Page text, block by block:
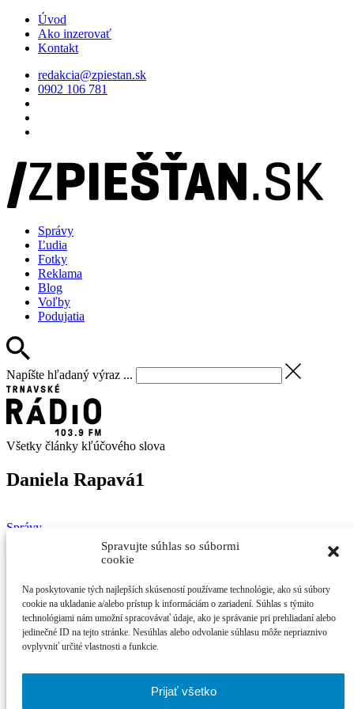
Spravujte súhlas so súbormi
cookie
Na poskytovanie tých najlepších skúseností používame technológie, ako sú súbory
cookie na ukladanie a/alebo prístup k informáciám o zariadení. Súhlas s týmito
technológiami nám umožní spracovávať údaje, ako je správanie pri prehliadaní alebo
jedinečné ID na tejto stránke. Nesúhlas alebo odvolanie súhlasu môže nepriaznivo
ovplyvniť určité vlastnosti a funkcie.
Prijať všetko
Úvod
Ako inzerovať
Kontakt
redakcia@zpiestan.sk
0902 106 781
Správy
Ľudia
Fotky
Reklama
Blog
Voľby
Podujatia
Napíšte hľadaný výraz ...
Všetky články kľúčového slova
Daniela Rapavá1
Správy
Jej fotku publikoval aj The Guardian, teraz
vystavuje vo Fontáne
Zmrznutú bublinu vybrala porota Royal Photographic Society
spomedzi ďalších takmer ...